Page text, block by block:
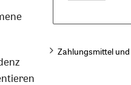
Zahlungsmittel